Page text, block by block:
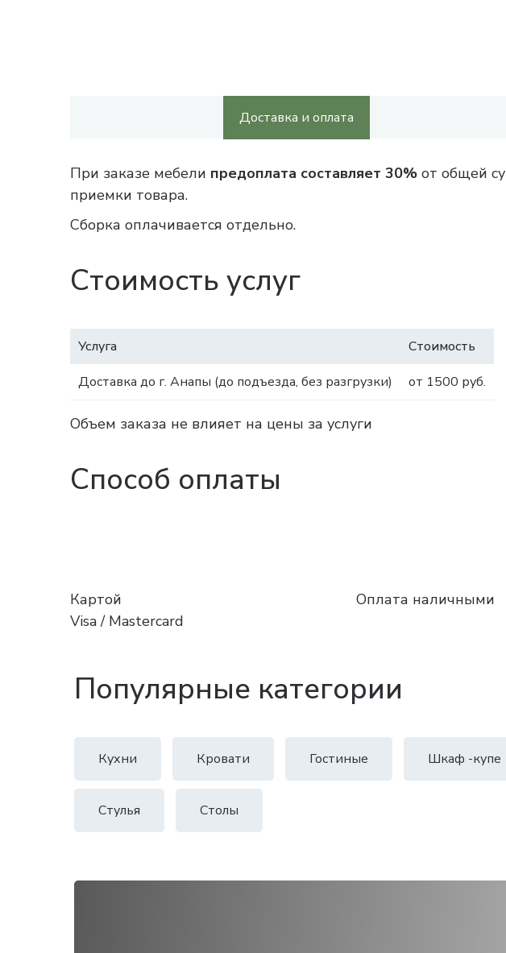
Доставка и оплата
При заказе мебели предоплата составляет 30% от общей
приемки товара.
Сборка оплачивается отдельно.
Стоимость услуг
Услуга
Стоимость
Доставка до г. Анапы (до подъезда, без разгрузки)
от 1500 руб.
Объем заказа не влияет на цены за услуги
Способ оплаты
Картой
Visa / Mastercard
Оплата наличными
Популярные категории
Кухни Кровати Гостиные Шкаф -купе
Стулья Столы